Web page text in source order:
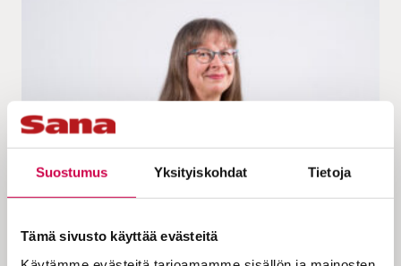
Suostumus Yksityiskohdat Tietoja
Tämä sivusto käyttää evästeitä
KOLUMNI | 08.08.2025
Kainulainen | Luonnon suojeleminen on näin
helppoa